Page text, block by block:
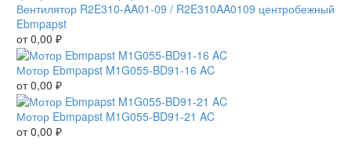
Вентилятор R2E310-AA01-09 / R2E310AA0109 центробежный
Ebmpapst
от0,00 ₽
Мотор Ebmpapst M1G055-BD91-16 AC
от0,00 ₽
Мотор Ebmpapst M1G055-BD91-21 AC
от0,00 ₽